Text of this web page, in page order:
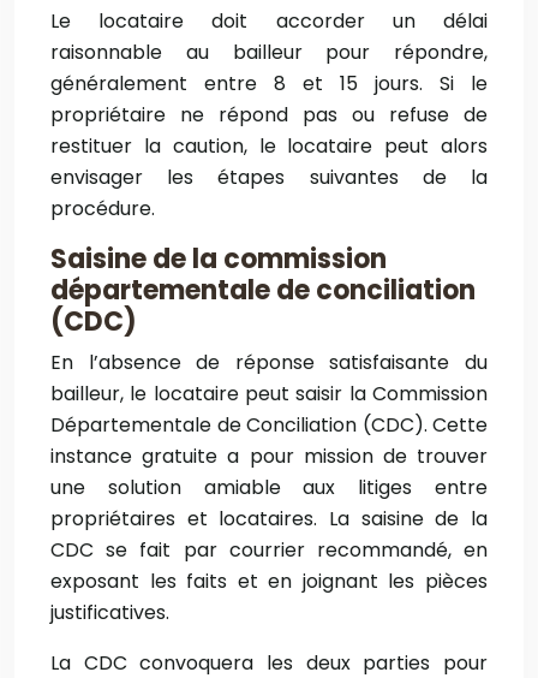
Le locataire doit accorder un délai
raisonnable au bailleur pour répondre,
généralement entre 8 et 15 jours. Si le
propriétaire ne répond pas ou refuse de
restituer la caution, le locataire peut alors
envisager les étapes suivantes de la
procédure.
Saisine de la commission
départementale de conciliation
(CDC)
En l’absence de réponse satisfaisante du
bailleur, le locataire peut saisir la Commission
Départementale de Conciliation (CDC). Cette
instance gratuite a pour mission de trouver
une solution amiable aux litiges entre
propriétaires et locataires. La saisine de la
CDC se fait par courrier recommandé, en
exposant les faits et en joignant les pièces
justificatives.
La CDC convoquera les deux parties pour